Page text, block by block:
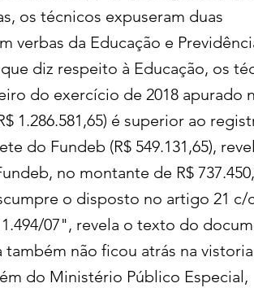
os técnicos expuseram duas
verbas da Educação e
diz respeito à Educação, os
do exercício de 2018 apurado
1.286.581,65) é superior ao
do Fundeb (R$ 549.131,65),
no montante de R$
o disposto no artigo 21 c/
07", revela o texto do
não ficou atrás na vistoria
do Ministério Público Especial,